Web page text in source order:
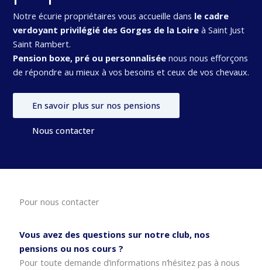
Notre écurie propriétaires vous accueille dans le cadre
verdoyant privilégié des Gorges de la Loireà Saint Just
Saint Rambert.
Pension boxe, pré ou personnaliséenous nous efforçons
de répondre au mieux à vos besoins et ceux de vos chevaux.
En savoir plus sur nos pensions
Nous contacter
Pour nous contacter
Vous avez des questions sur notre club, nos
pensions ou nos cours ?
Pour toute demande d’informations n’hésitez pas à nous